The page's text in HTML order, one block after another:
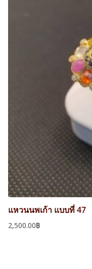
แหวนนพเก้า แบบที่ 47
2,500.00฿